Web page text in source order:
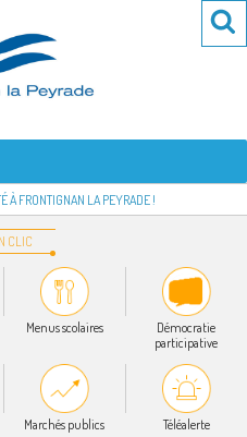
À FRONTIGNAN LA PEYRADE !
CLIC
Menus scolaires
Démocratie
participative
Marchés publics Téléalerte